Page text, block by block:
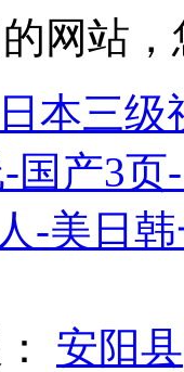
网站
本三
国产3
-美日
安阳县